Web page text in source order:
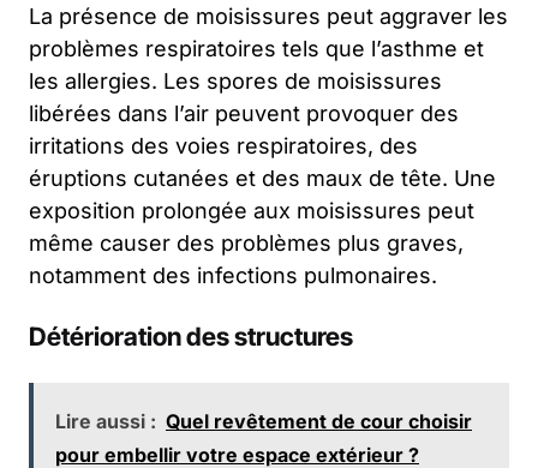
La présence de moisissures peut aggraver les
problèmes respiratoires tels que l’asthme et
les allergies. Les spores de moisissures
libérées dans l’air peuvent provoquer des
irritations des voies respiratoires, des
éruptions cutanées et des maux de tête. Une
exposition prolongée aux moisissures peut
même causer des problèmes plus graves,
notamment des infections pulmonaires.
Détérioration des structures
Lire aussi : Quel revêtement de cour choisir
pour embellir votre espace extérieur ?